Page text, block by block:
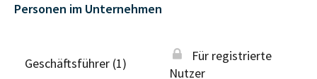
Personen im Unternehmen
Geschäftsführer (1)
Für registrierte
Nutzer